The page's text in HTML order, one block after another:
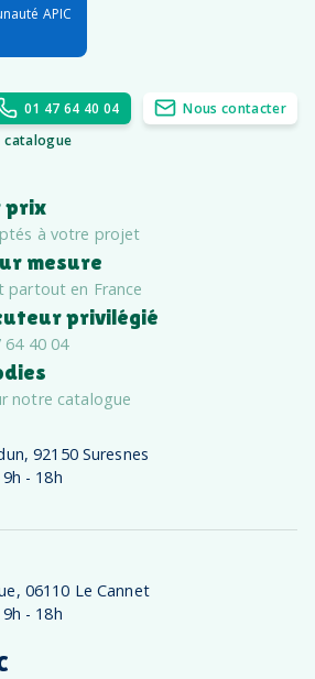
APIC
01 47 64 40 04
Nous contacter
catalogue
prix
à votre projet
mesure
partout en France
privilégié
64 40 04
notre catalogue
92150 Suresnes
- 18h
06110 Le Cannet
- 18h